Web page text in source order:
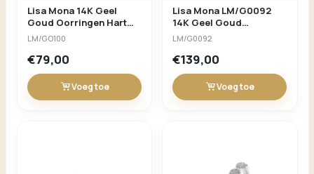
Lisa Mona 14K Geel
Goud Oorringen Hart
4MM
LM/GO100
€79,00
Voeg toe
Lisa Mona LM/G0092
14K Geel Goud
Oorringen 8x4MM
Stone
LM/G0092
€139,00
Voeg toe